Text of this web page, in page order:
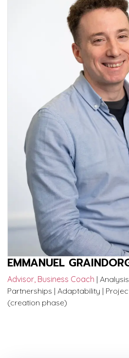
EMMANUEL
Advisor, Business Coach |
Partnerships | Adaptability |
(creation phase)